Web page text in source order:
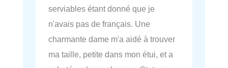
serviables étant donné que je
n'avais pas de français. Une
charmante dame m'a aidé à trouver
ma taille, petite dans mon étui, et a